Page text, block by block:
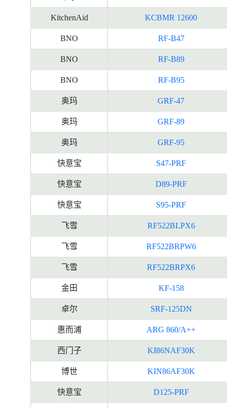
KitchenAid KCBMR 12600
BNO RF-B47
BNO RF-B89
BNO RF-B95
奥玛 GRF-47
奥玛 GRF-89
奥玛 GRF-95
快意宝 S47-PRF
快意宝 D89-PRF
快意宝 S95-PRF
飞雪 RF522BLPX6
飞雪 RF522BRPW6
飞雪 RF522BRPX6
金田 KF-158
卓尔 SRF-125DN
惠而浦 ARG 860/A++
西门子 KI86NAF30K
博世 KIN86AF30K
快意宝 D125-PRF